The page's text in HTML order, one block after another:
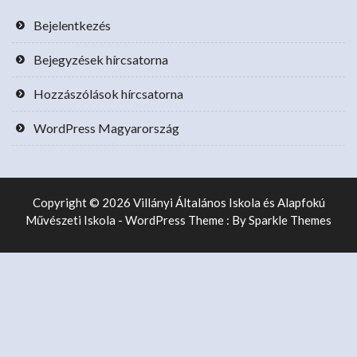
Bejelentkezés
Bejegyzések hírcsatorna
Hozzászólások hírcsatorna
WordPress Magyarország
Copyright © 2026 Villányi Általános Iskola és Alapfokú
Művészeti Iskola - WordPress Theme : BySparkle Themes